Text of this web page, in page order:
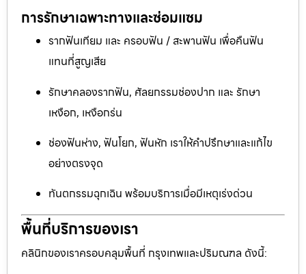
การรักษาเฉพาะทางและซ่อมแซม
รากฟันเทียม และ ครอบฟัน / สะพานฟัน เพื่อคืนฟัน
แทนที่สูญเสีย
รักษาคลองรากฟัน, ศัลยกรรมช่องปาก และ รักษา
เหงือก, เหงือกร่น
ช่องฟันห่าง, ฟันโยก, ฟันหัก เราให้คำปรึกษาและแก้ไข
อย่างตรงจุด
ทันตกรรมฉุกเฉิน พร้อมบริการเมื่อมีเหตุเร่งด่วน
พื้นที่บริการของเรา
คลินิกของเราครอบคลุมพื้นที่ กรุงเทพและปริมณฑล ดังนี้: